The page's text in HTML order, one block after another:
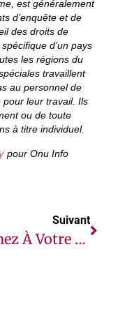
est généralement
d’enquête et de
des droits de
d’un pays
les régions du
travaillent
au personnel de
pour leur travail. Ils
ou de toute
à titre individuel.
pour Onu Info
Suivant
Donnez À Votre Maison Une Touche Moderne Avec Le Dernier Réfrigérateur À Compartiments